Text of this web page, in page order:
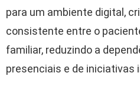
para um ambiente digital,
consistente entre o
familiar, reduzindo a
presenciais e de iniciativas